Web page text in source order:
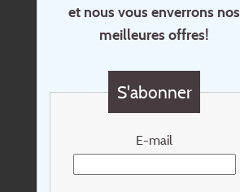
et nous vous enverrons nos
meilleures offres!
S'abonner
E-mail
Accueil
Contact
Questions?
Newsletter